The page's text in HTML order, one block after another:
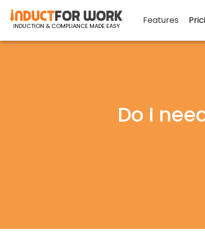
INDUCTION & COMPLIANCE MADE EASY Features
Do I